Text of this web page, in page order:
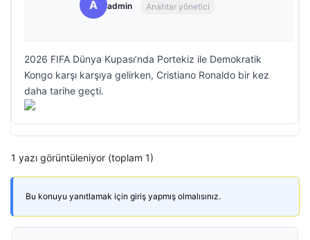
A admin Anahtar yönetici
2026 FIFA Dünya Kupası’nda Portekiz ile Demokratik
Kongo karşı karşıya gelirken, Cristiano Ronaldo bir kez
daha tarihe geçti.
1 yazı görüntüleniyor (toplam 1)
Bu konuyu yanıtlamak için giriş yapmış olmalısınız.